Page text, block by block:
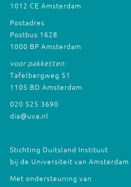
1012 CE Amsterdam
Postadres
Postbus 1628
1000 BP Amsterdam
voor pakketten:
Tafelbergweg 51
1105 BD Amsterdam
020 525 3690
dia@uva.nl
Stichting Duitsland Instituut
bij de Universiteit van Amsterdam
Met ondersteuning van